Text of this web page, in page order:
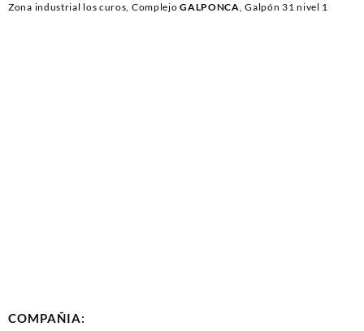
Zona industrial los curos, ComplejoGALPONCA, Galpón 31 nivel 1
COMPAÑIA: